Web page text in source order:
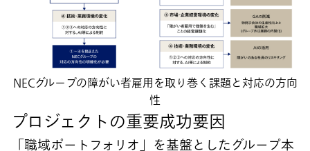
NECグループの障がい者雇用を取り巻く課題と対応の方向
性
プロジェクトの重要成功要因
「職域ポートフォリオ」を基盤としたグループ本